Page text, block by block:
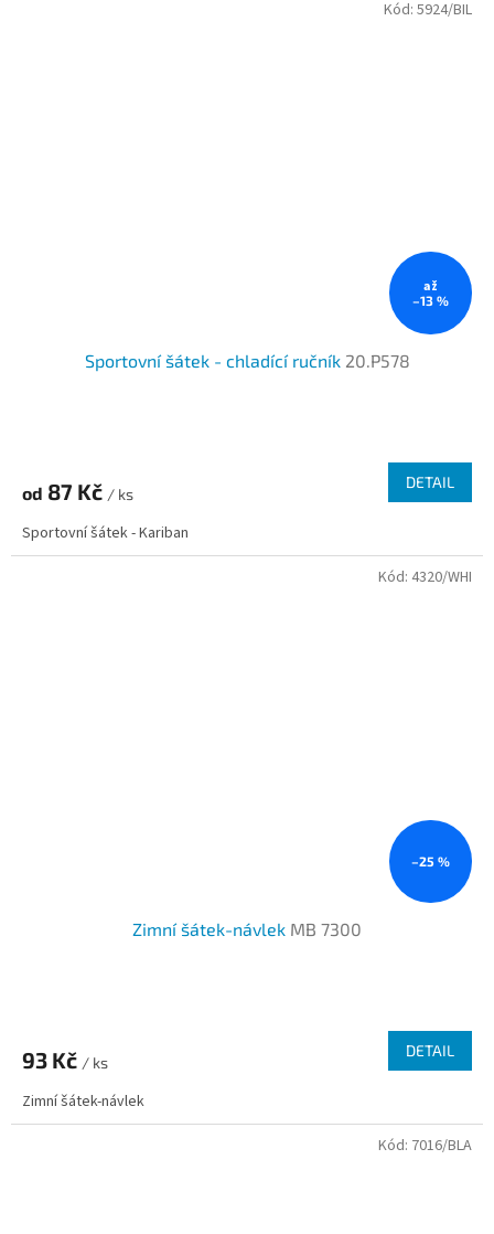
až
–13 %
Sportovní šátek - chladící ručník 20.P578
je
z
5
od 87 Kč / ks
DETAIL
Sportovní šátek - Kariban
Kód: 5924/BIL
–25 %
Zimní šátek-návlek MB 7300
93 Kč / ks
DETAIL
Zimní šátek-návlek
Kód: 4320/WHI
Kód: 7016/BLA